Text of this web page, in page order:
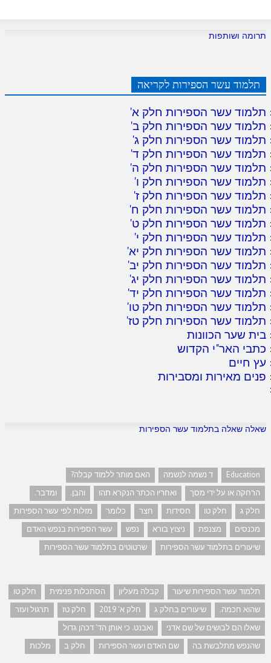
תרומה ושותפות
תלמוד עשר הספירות לקריאה
תלמוד עשר הספירות חלק א'
תלמוד עשר הספירות חלק ב'
תלמוד עשר הספירות חלק ג'
תלמוד עשר הספירות חלק ד'
תלמוד עשר הספירות חלק ה'
תלמוד עשר הספירות חלק ו'
תלמוד עשר הספירות חלק ז'
תלמוד עשר הספירות חלק ח'
תלמוד עשר הספירות חלק ט'
תלמוד עשר הספירות חלק י'
תלמוד עשר הספירות חלק יא'
תלמוד עשר הספירות חלק יב'
תלמוד עשר הספירות חלק יג'
תלמוד עשר הספירות חלק יד'
תלמוד עשר הספירות חלק טו'
תלמוד עשר הספירות חלק טז'
בית שער הכוונות
כתבי האר"י הקדוש
עץ חיים
פנים מאירות ומסבירות
שאלה שאלה בתלמוד עשר הספירות
Education ד נשמה לנשמה
האם מותר ללמוד קבלה?
הרחקה או על ידי מסך
ואחריו הכתר הנקרא תהו והבן.
ומדבר.
חלק ג
חלק טו חסידות חצר כלומר
מזלות לפי עשר הספירות
מכנסים
מצנפת ניצוץ בורא נפש
עשר הספירות בנפש האדם
שיעורים בתלמוד עשר הספירות
שרטוטים בתלמוד עשר הספירות
תלמוד עשר הספירות שיעור קבלה מעליון הסתכלות פנימית
חלק טו
שהוא חכמה.
שיעורים בחלק ג חלק א' 2019 חלק טז
תרגול ועזר
שאלו הם לבושים של שם אדני
ואבנט. כי אותן הד' דכהן גדול
שהנפש מתלבשת בה
שם האדם ועשר הספירות חלק ב מלכות